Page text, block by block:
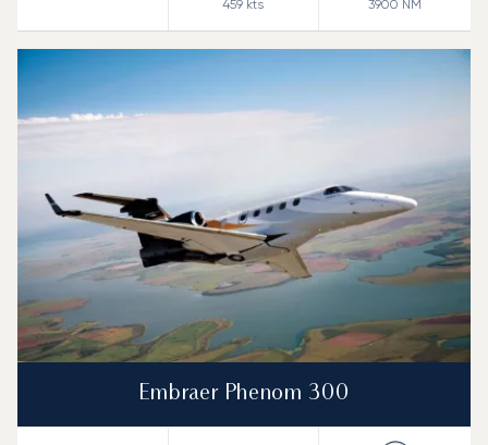
459 kts 3900 NM
Embraer Phenom 300